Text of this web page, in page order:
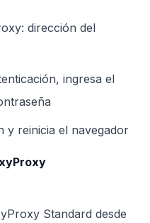
dirección del
ingresa el
y reinicia el navegador
Standard desde